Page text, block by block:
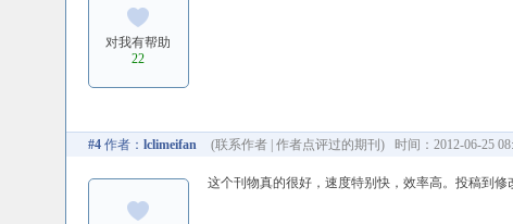
对我有帮助
22
#4作者： lclimeifan (联系作者| 作者点评过的期刊 ) 时间：2012-06-25
这个刊物真的很好，速度特别快，效率高。投稿到修